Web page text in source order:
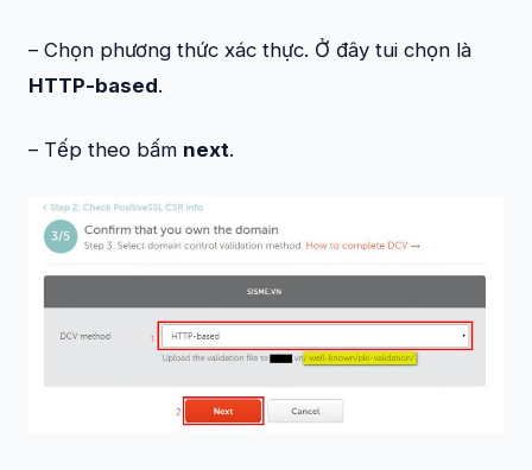
– Chọn phương thức xác thực. Ở đây tui chọn là
HTTP-based.
– Tếp theo bấm next.